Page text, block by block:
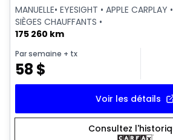
MANUELLE• EYESIGHT • APPLE
SIÈGES CHAUFFANTS •
175 260 km
Par semaine + tx
58 $
Voir les détails
Consultez